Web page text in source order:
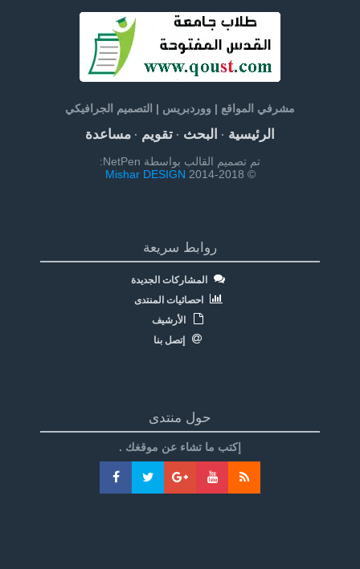
مشرفي المواقع | ووردبريس | التصميم الجرافيكي
الرئيسية· البحث· تقويم· مساعدة
تم تصميم القالب بواسطة NetPen:
© 2014-2018
Mishar DESIGN
روابط سريعة
المشاركات الجديدة
احصائيات المنتدى
الأرشيف
إتصل بنا
حول منتدى
إكتب ما تشاء عن موقغك .